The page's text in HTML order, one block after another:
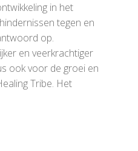
in het
tegen en
op.
en veerkrachtiger
ook voor de groei en
Tribe. Het